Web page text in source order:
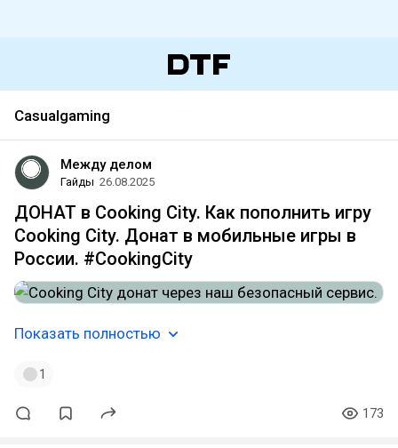
Casualgaming
Между делом
Гайды 26.08.2025
ДОНАТ в Cooking City. Как пополнить игру
Cooking City. Донат в мобильные игры в
России. #CookingCity
Показать полностью
1
173